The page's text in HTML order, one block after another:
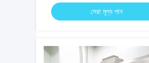
সেরা মূল্য পান